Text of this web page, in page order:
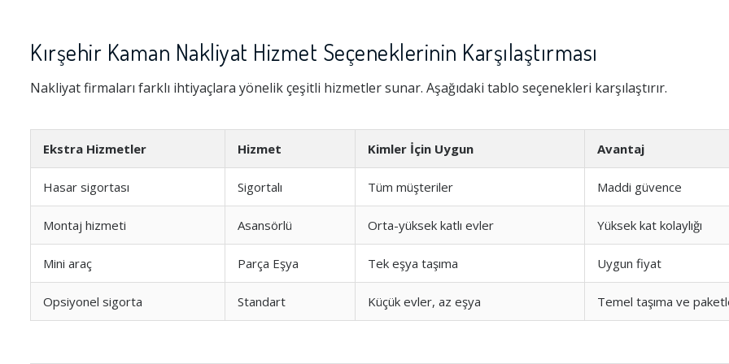
Kırşehir Kaman Nakliyat Hizmet Seçeneklerinin Karşılaştırması
Nakliyat firmaları farklı ihtiyaçlara yönelik çeşitli hizmetler sunar. Aşağıdaki tablo seçenekleri karşılaştırır.
Ekstra Hizmetler Hizmet Kimler İçin Uygun Avantaj
Hasar sigortası Sigortalı Tüm müşteriler Maddi güvence
Montaj hizmeti Asansörlü Orta-yüksek katlı evler Yüksek kat kolaylığı
Mini araç Parça Eşya Tek eşya taşıma Uygun fiyat
Opsiyonel sigorta Standart Küçük evler, az eşya Temel taşıma ve